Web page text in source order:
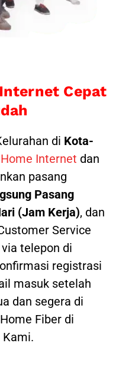
Cepat
di Kota-
Internet dan
pasang
Pasang
(Jam Kerja), dan
Service
telepon di
registrasi
masuk setelah
dan segera di
Fiber di